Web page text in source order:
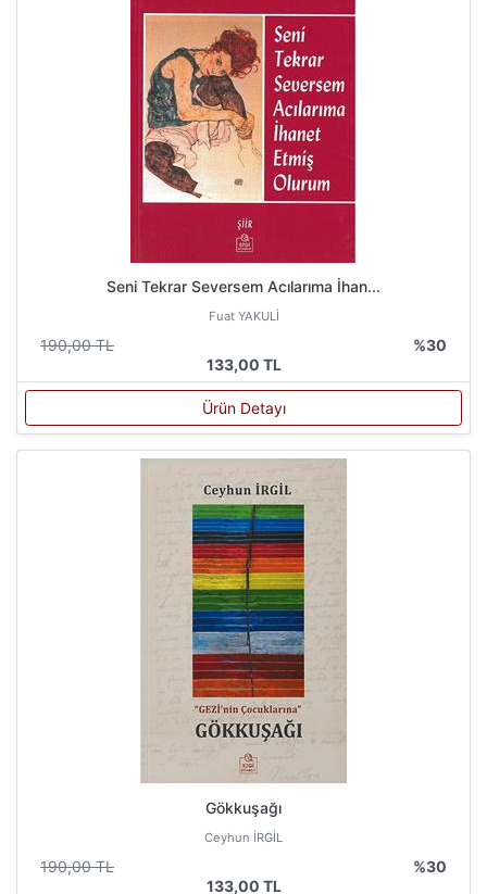
Seni Tekrar Seversem Acılarıma İhan...
Fuat YAKULİ
190,00 TL
%30
133,00 TL
Ürün Detayı
Gökkuşağı
Ceyhun İRGİL
190,00 TL
%30
133,00 TL